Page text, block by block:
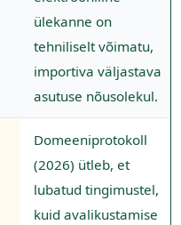
ülekanne on
tehniliselt võimatu,
importiva väljastava
asutuse nõusolekul.
Domeeniprotokoll
(2026) ütleb, et
lubatud tingimustel,
kuid avalikustamise